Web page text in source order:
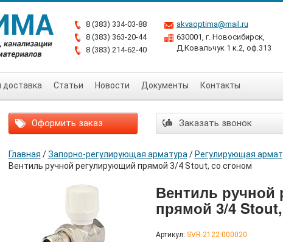
8 (383) 334-03-88
8 (383) 363-20-44
8 (383) 214-62-40
akvaoptima@mail.ru
630001, г. Новосибирск,
Д.Ковальчук 1 к.2, оф.313
доставка Статьи Новости Документы Контакты
Оформить заказ Заказать звонок
Главная / Запорно-регулирующая арматура / Регулирующая
Вентиль ручной регулирующий прямой 3/4 Stout, со сгоном
Вентиль
прямой 3/4
Артикул: SVR-2122-000020